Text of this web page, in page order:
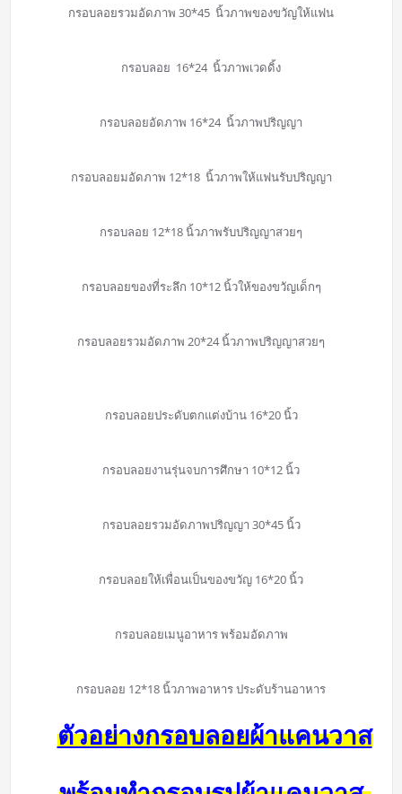
กรอบลอยรวมอัดภาพ 30*45 นิ้วภาพของขวัญให้แฟน
กรอบลอย 16*24 นิ้วภาพเวดดิ้ง
กรอบลอยอัดภาพ 16*24 นิ้วภาพปริญญา
กรอบลอยมอัดภาพ 12*18 นิ้วภาพให้แฟนรับปริญญา
กรอบลอย 12*18 นิ้วภาพรับปริญญาสวยๆ
กรอบลอยของที่ระลึก 10*12 นิ้วให้ของขวัญเด็กๆ
กรอบลอยรวมอัดภาพ 20*24 นิ้วภาพปริญญาสวยๆ
กรอบลอยประดับตกแต่งบ้าน 16*20 นิ้ว
กรอบลอยงานรุ่นจบการศึกษา 10*12 นิ้ว
กรอบลอยรวมอัดภาพปริญญา 30*45 นิ้ว
กรอบลอยให้เพื่อนเป็นของขวัญ 16*20 นิ้ว
กรอบลอยเมนูอาหาร พร้อมอัดภาพ
กรอบลอย 12*18 นิ้วภาพอาหาร ประดับร้านอาหาร
ตัวอย่างกรอบลอยผ้าแคนวาส